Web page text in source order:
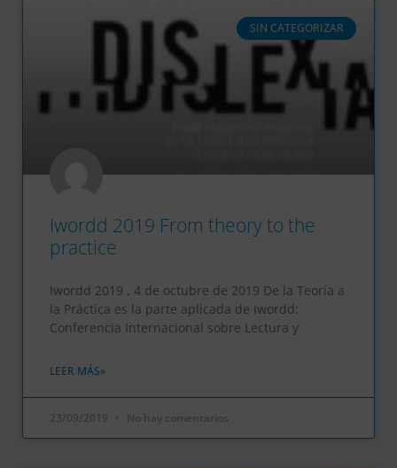
SIN CATEGORIZAR
Iwordd 2019 From theory to the
practice
Iwordd 2019 , 4 de octubre de 2019 De la Teoría a
la Práctica es la parte aplicada de Iwordd:
Conferencia Internacional sobre Lectura y
LEER MÁS»
23/09/2019 No hay comentarios